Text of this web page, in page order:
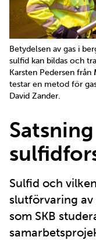
Betydelsen av gas i
sulfid kan bildas och
Karsten Pedersen från
testar en metod för
David Zander.
Sulfid och
slutförvaring
som SKB